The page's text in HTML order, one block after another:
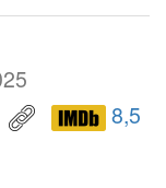
8,5